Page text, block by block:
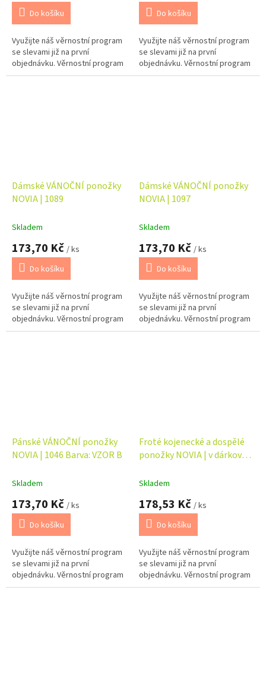
Do košíku
Využijte náš věrnostní program
se slevami již na první
objednávku. Věrnostní program
Do košíku
Využijte náš věrnostní program
se slevami již na první
objednávku. Věrnostní program
Dámské VÁNOČNÍ ponožky
NOVIA | 1089
Skladem
173,70 Kč / ks
Do košíku
Využijte náš věrnostní program
se slevami již na první
objednávku. Věrnostní program
Dámské VÁNOČNÍ ponožky
NOVIA | 1097
Skladem
173,70 Kč / ks
Do košíku
Využijte náš věrnostní program
se slevami již na první
objednávku. Věrnostní program
Pánské VÁNOČNÍ ponožky
NOVIA | 1046 Barva: VZOR B
Skladem
173,70 Kč / ks
Do košíku
Využijte náš věrnostní program
se slevami již na první
objednávku. Věrnostní program
Froté kojenecké a dospělé
ponožky NOVIA | v dárkové
dítě
Skladem
178,53 Kč / ks
Do košíku
Využijte náš věrnostní program
se slevami již na první
objednávku. Věrnostní program